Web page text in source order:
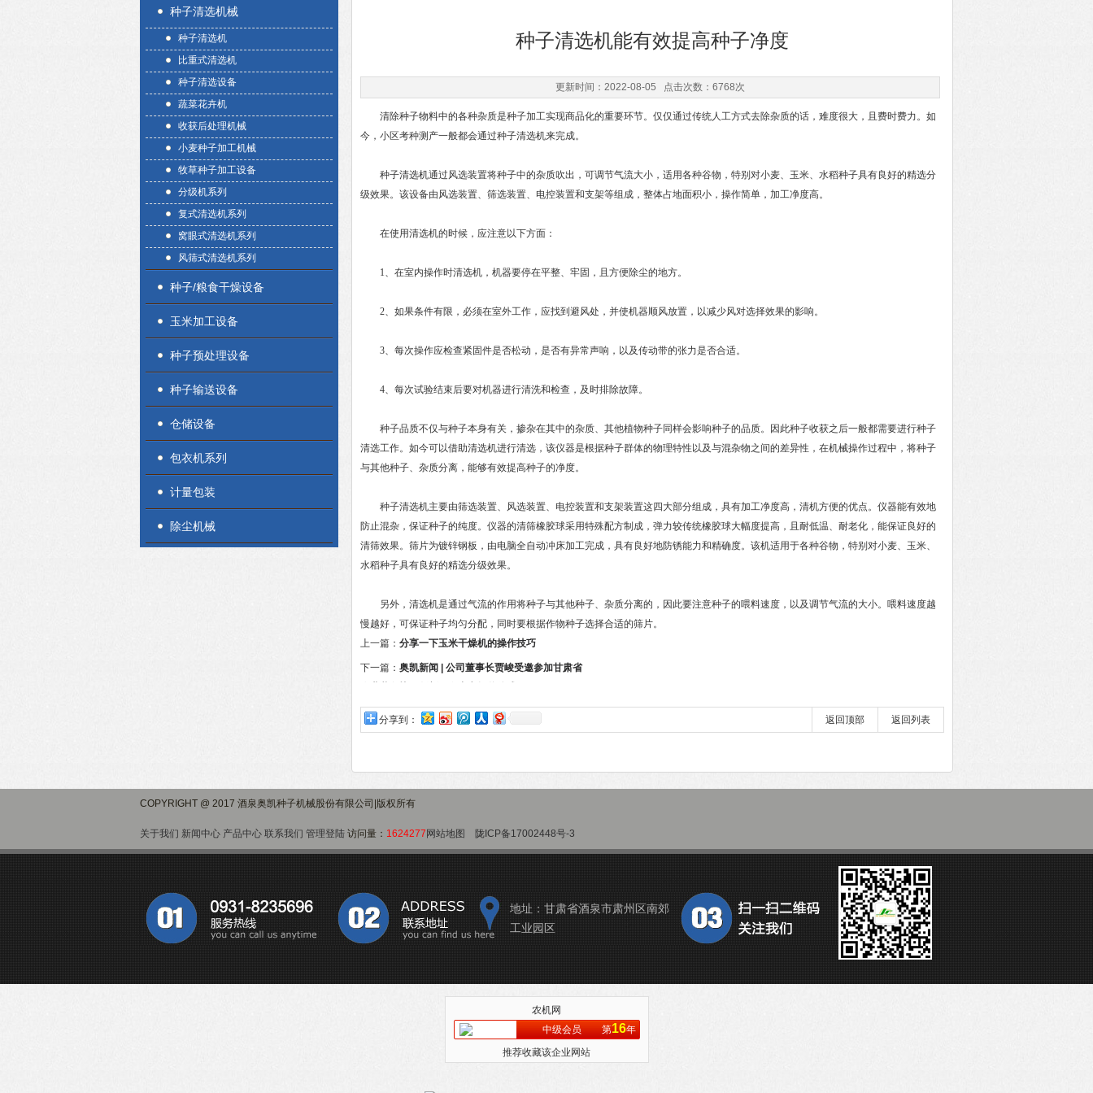
种子清选机械
种子清选机
比重式清选机
种子清选设备
蔬菜花卉机
收获后处理机械
小麦种子加工机械
牧草种子加工设备
分级机系列
复式清选机系列
窝眼式清选机系列
风筛式清选机系列
种子/粮食干燥设备
玉米加工设备
种子预处理设备
种子输送设备
仓储设备
包衣机系列
计量包装
除尘机械
种子清选机能有效提高种子净度
更新时间：2022-08-05 点击次数：6768次
清除种子物料中的各种杂质是种子加工实现商品化的重要环节。仅仅通过传统人工方式去除杂质的话，难度很大，且费时费力。如
今，小区考种测产一般都会通过种子清选机来完成。
种子清选机通过风选装置将种子中的杂质吹出，可调节气流大小，适用各种谷物，特别对小麦、玉米、水稻种子具有良好的精选分
级效果。该设备由风选装置、筛选装置、电控装置和支架等组成，整体占地面积小，操作简单，加工净度高。
在使用清选机的时候，应注意以下方面：
1、在室内操作时清选机，机器要停在平整、牢固，且方便除尘的地方。
2、如果条件有限，必须在室外工作，应找到避风处，并使机器顺风放置，以减少风对选择效果的影响。
3、每次操作应检查紧固件是否松动，是否有异常声响，以及传动带的张力是否合适。
4、每次试验结束后要对机器进行清洗和检查，及时排除故障。
种子品质不仅与种子本身有关，掺杂在其中的杂质、其他植物种子同样会影响种子的品质。因此种子收获之后一般都需要进行种子
清选工作。如今可以借助清选机进行清选，该仪器是根据种子群体的物理特性以及与混杂物之间的差异性，在机械操作过程中，将种子
与其他种子、杂质分离，能够有效提高种子的净度。
种子清选机主要由筛选装置、风选装置、电控装置和支架装置这四大部分组成，具有加工净度高，清机方便的优点。仪器能有效地
防止混杂，保证种子的纯度。仪器的清筛橡胶球采用特殊配方制成，弹力较传统橡胶球大幅度提高，且耐低温、耐老化，能保证良好的
清筛效果。筛片为镀锌钢板，由电脑全自动冲床加工完成，具有良好地防锈能力和精确度。该机适用于各种谷物，特别对小麦、玉米、
水稻种子具有良好的精选分级效果。
另外，清选机是通过气流的作用将种子与其他种子、杂质分离的，因此要注意种子的喂料速度，以及调节气流的大小。喂料速度越
慢越好，可保证种子均匀分配，同时要根据作物种子选择合适的筛片。
上一篇： 分享一下玉米干燥机的操作技巧
下一篇： 奥凯新闻 | 公司董事长贾峻受邀参加甘肃省
分享到： 返回列表
返回顶部
COPYRIGHT @ 2017 酒泉奥凯种子机械股份有限公司|版权所有
关于我们 新闻中心 产品中心 联系我们 管理登陆 访问量： 1624277 网站地图 陇ICP备17002448号-3
地址：甘肃省酒泉市肃州区南郊
工业园区
农机网
中级会员
第16年
推荐收藏该企业网站